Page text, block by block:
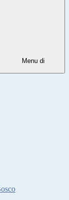
Menu di